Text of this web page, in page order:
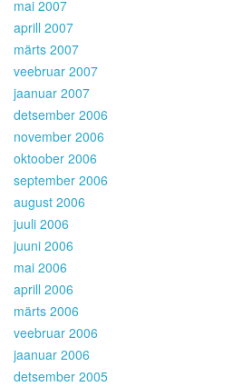
mai 2007
aprill 2007
märts 2007
veebruar 2007
jaanuar 2007
detsember 2006
november 2006
oktoober 2006
september 2006
august 2006
juuli 2006
juuni 2006
mai 2006
aprill 2006
märts 2006
veebruar 2006
jaanuar 2006
detsember 2005